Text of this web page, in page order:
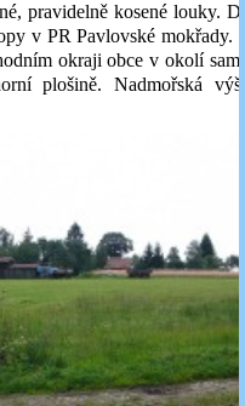
pravidelně kosené louky.
v PR Pavlovské mokřady.
okraji obce v okolí
plošině. Nadmořská